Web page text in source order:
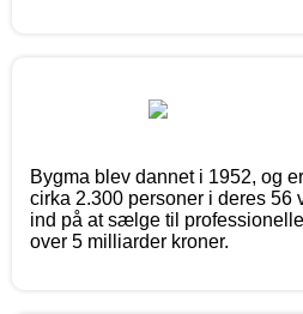
Bygma blev dannet i 1952, og
cirka 2.300 personer i deres 56
ind på at sælge til
over 5 milliarder kroner.